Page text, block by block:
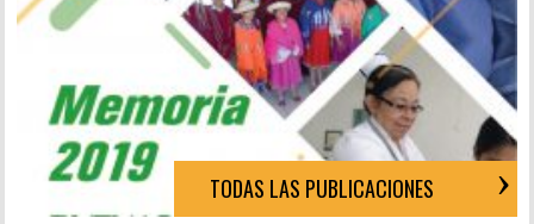
TODAS LAS PUBLICACIONES